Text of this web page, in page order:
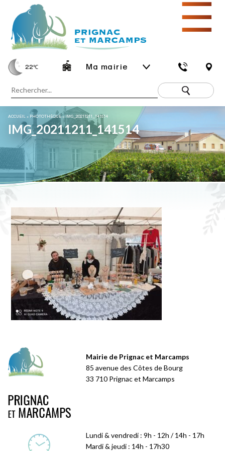
22℃ Ma mairie
☰
ACCUEIL » PHOTOTHÈQUE»IMG_20211211_141514
IMG_20211211_141514
Mairie de Prignac et Marcamps
85 avenue des Côtes de Bourg
33 710 Prignac et Marcamps
Lundi & vendredi : 9h - 12h / 14h - 17h
Mardi & jeudi : 14h - 17h30